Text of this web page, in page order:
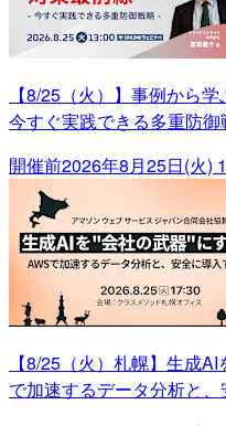
【8/25（火）】事例から
今すぐ実践できる多重防御
開催前2026年8月25日(火)
【8/25（火）札幌】生成
で加速するデータ分析と